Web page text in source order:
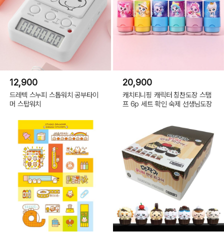
12,900
드레텍 스누피 스톱워치 공부타이
머 스탑워치
20,900
캐치티니핑 캐릭터 칭찬도장 스탬
프 6p 세트 확인 숙제 선생님도장